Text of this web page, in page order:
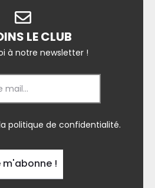
LE CLUB
à notre newsletter !
politique de confidentialité.